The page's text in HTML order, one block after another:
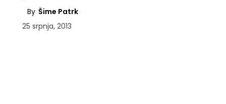
By Šime Patrk
25 srpnja, 2013